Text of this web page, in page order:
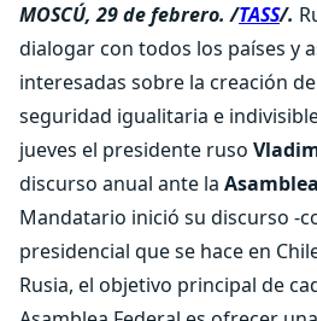
MOSCÚ, 29 de febrero. /TASS/.
dialogar con todos los países y
interesadas sobre la creación
seguridad igualitaria e
jueves el presidente ruso
discurso anual ante la
Mandatario inició su discurso -
presidencial que se hace en
Rusia, el objetivo principal de